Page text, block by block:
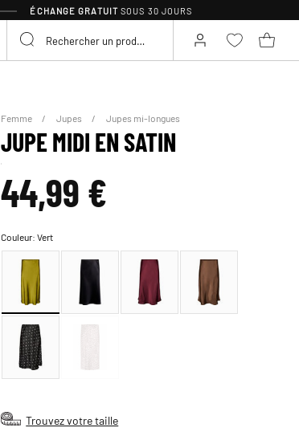
ÉCHANGE GRATUITSOUS 30 JOURS
Femme Jupes Jupes mi-longues
JUPE MIDI EN SATIN
44,99 €
Couleur:Vert
Trouvez votre taille